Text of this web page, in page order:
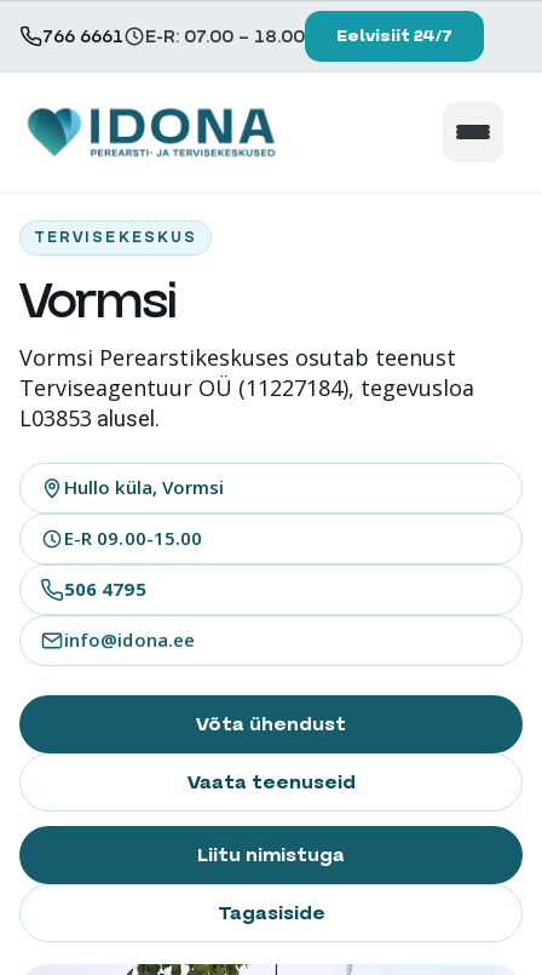
766 6661 E-R: 07.00 – 18.00 Eelvisiit 24/7
×
Patsiendile
Keskused
Tule tööle
Eelvisiit 24/7
E-R: 07.00 – 18.00
766 6661
TERVISEKESKUS
Vormsi
Vormsi Perearstikeskuses osutab teenust
Terviseagentuur OÜ (11227184), tegevusloa
L03853 alusel.
Hullo küla, Vormsi
E-R 09.00-15.00
506 4795
info@idona.ee
Võta ühendust
Vaata teenuseid
Liitu nimistuga
Tagasiside